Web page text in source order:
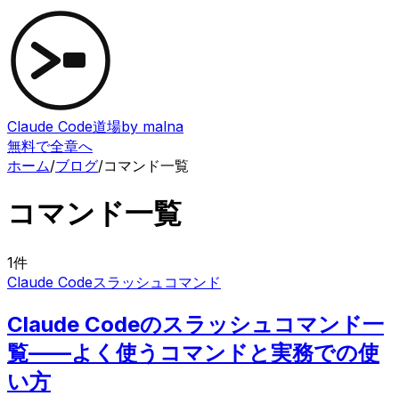
Claude Code道場by malna
無料で全章へ
ホーム/ブログ/コマンド一覧
コマンド一覧
1件
Claude Codeスラッシュコマンド
Claude Codeのスラッシュコマンド一
覧——よく使うコマンドと実務での使
い方